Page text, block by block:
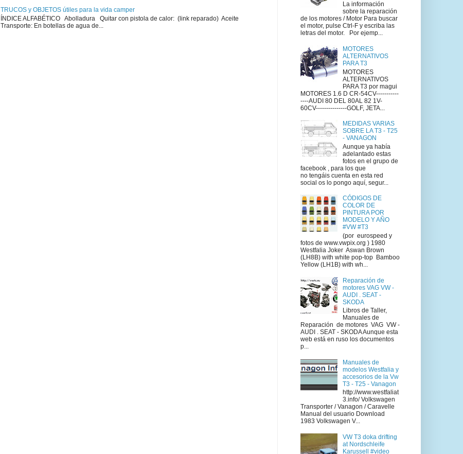
TRUCOS y OBJETOS útiles para la vida camper
ÍNDICE ALFABÉTICO Abolladura Quitar con pistola de calor: (link reparado) Aceite
Transporte: En botellas de agua de...
La información
sobre la reparación
de los motores / Motor Para buscar
el motor, pulse Ctrl-F y escriba las
letras del motor. Por ejemp...
MOTORES
ALTERNATIVOS
PARA T3
MOTORES
ALTERNATIVOS
PARA T3 por magui
MOTORES 1.6 D CR-54CV-----------
----AUDI 80 DEL 80AL 82 1V-
60CV---------------GOLF, JETA...
MEDIDAS VARIAS
SOBRE LA T3 - T25
- VANAGON
Aunque ya había
adelantado estas
fotos en el grupo de
facebook , para los que
no tengáis cuenta en esta red
social os lo pongo aquí, segur...
CÓDIGOS DE
COLOR DE
PINTURA POR
MODELO Y AÑO
#VW #T3
(por eurospeed y
fotos de www.vwpix.org ) 1980
Westfalia Joker Aswan Brown
(LH8B) with white pop-top Bamboo
Yellow (LH1B) with wh...
Reparación de
motores VAG VW -
AUDI . SEAT -
SKODA
Libros de Taller,
Manuales de
Reparación de motores VAG VW -
AUDI . SEAT - SKODA Aunque esta
web está en ruso los documentos
p...
Manuales de
modelos Westfalia y
accesorios de la Vw
T3 - T25 - Vanagon
http://www.westfaliat
3.info/ Volkswagen
Transporter / Vanagon / Caravelle
Manual del usuario Download
1983 Volkswagen V...
VW T3 doka drifting
at Nordschleife
Karussell #video